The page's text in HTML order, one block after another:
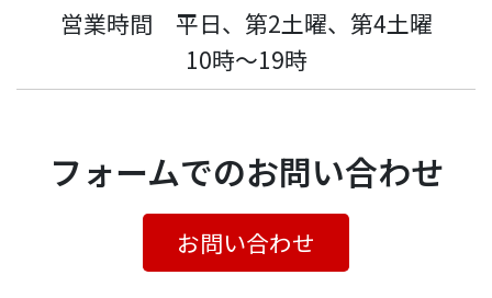
営業時間 平日、第2土曜、第4土曜
10時〜19時
フォームでのお問い合わせ
お問い合わせ